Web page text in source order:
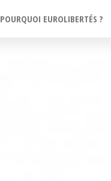
POURQUOI EUROLIBERTÉS ?